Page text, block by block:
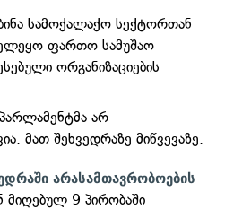
სამოქალაქო სექტორთან
ფართო სამუშაო
ორგანიზაციების
არ
მათ შეხვედრაზე მიწვევაზე.
არასამთავრობოების
მიღებულ 9 პირობაში